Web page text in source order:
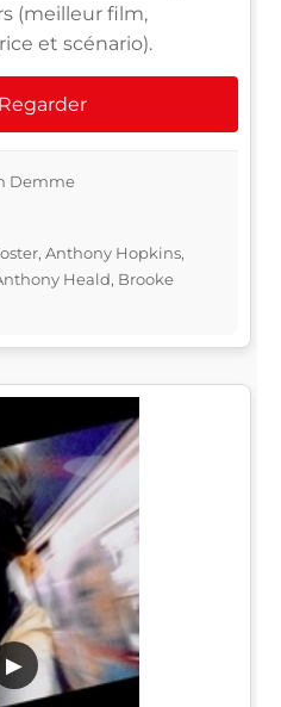
(meilleur film,
et scénario).
Regarder
Demme
Anthony Hopkins,
Heald, Brooke
▶